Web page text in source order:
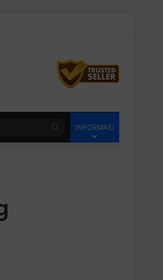
Search
for
INFORMASI